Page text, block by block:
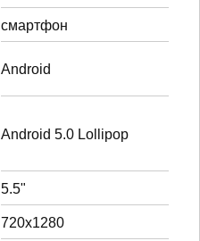
смартфон
Android
Android 5.0 Lollipop
5.5"
720x1280